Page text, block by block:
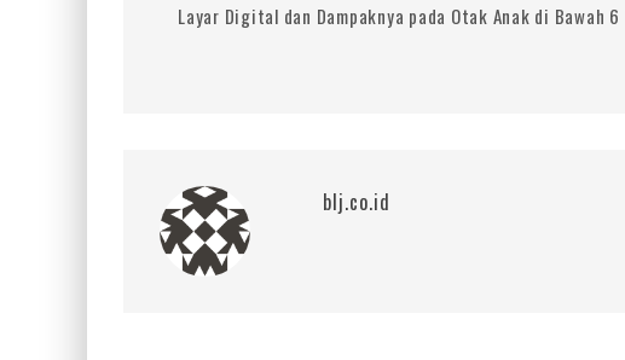
Layar Digital dan Dampaknya pada Otak Anak di Bawah 6
blj.co.id